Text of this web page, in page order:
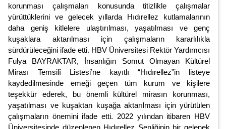
korunması çalışmaları konusunda titizlikle çalışmalar
yürüttüklerini ve gelecek yıllarda Hıdırellez kutlamalarının
daha geniş kitlelere ulaştırılması, yaşatılması ve genç
kuşaklara aktarılması için çalışmaların kararlılıkla
sürdürüleceğini ifade etti. HBV Üniversitesi Rektör Yardımcısı
Fulya BAYRAKTAR, İnsanlığın Somut Olmayan Kültürel
Mirası Temsilî Listesi’ne kayıtlı “Hıdırellez”in listeye
kaydedilmesinde emeği geçen tüm kurum ve kişilere
teşekkür ederek, bu önemli kültürel mirasın korunması,
yaşatılması ve kuşaktan kuşağa aktarılması için yürütülen
çalışmaların önemini ifade etti. 2022 yılından itibaren HBV